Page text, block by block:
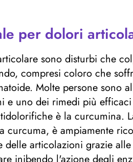
per dolori
sono disturbi che
compresi coloro che
Molte persone sono
e uno dei rimedi più
è la curcumina.
curcuma, è ampiamente
delle articolazioni grazie